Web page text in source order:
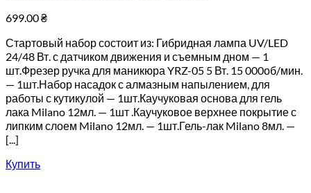
699.00₴
Стартовый набор состоит из: Гибридная лампа UV/LED
24/48 Вт. с датчиком движения и съемным дном — 1
шт.Фрезер ручка для маникюра YRZ-05 5 Вт. 15 000об/мин.
— 1шт.Набор насадок с алмазным напылением, для
работы с кутикулой — 1шт.Каучуковая основа для гель
лака Milano 12мл. — 1шт .Каучуковое верхнее покрытие с
липким слоем Milano 12мл. — 1шт.Гель-лак Milano 8мл. —
[...]
Купить